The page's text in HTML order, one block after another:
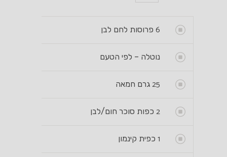
6 פרוסות לחם לבן
נוטלה – לפי הטעם
25 גרם חמאה
2 כפות סוכר חום/לבן
1 כפית קינמון